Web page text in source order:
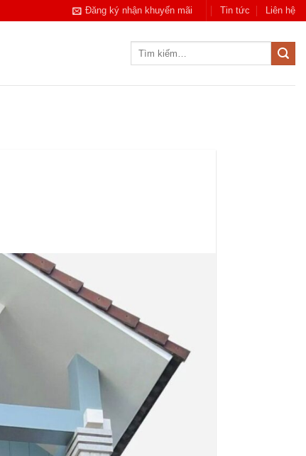
Đăng ký nhận khuyến mãi Tin tức Liên hệ